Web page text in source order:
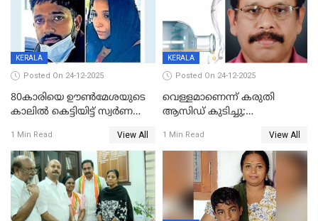
KERALA
Posted On 24-12-2025
80കാരിയെ ഊൺമേശയുടെ
കാലിൽ കെട്ടിയിട്ട് സ്വർണവും
കൊച്ചുമകനും സുഹൃത്തും
അറസ്റ്റിൽ
1 Min Read View All
KERALA
Posted On 24-12-2025
വെള്ളമാണെന്ന് കരുതി
ആസിഡ് കുടിച്ചു;
മരിച്ചു
1 Min Read View All